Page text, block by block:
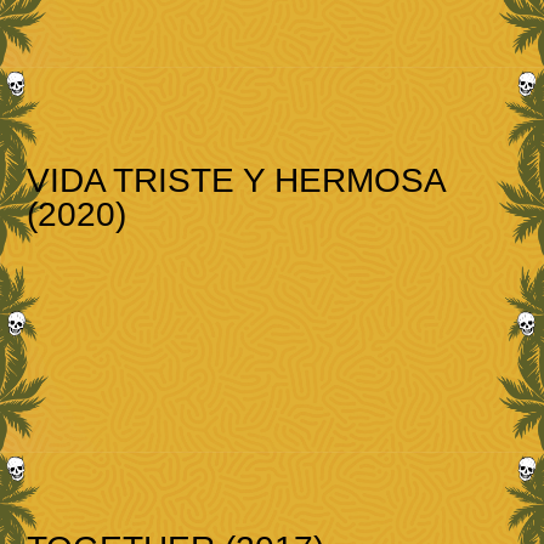
VIDA TRISTE Y HERMOSA
(2020)